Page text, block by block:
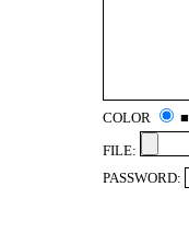
COLOR ■
FILE:
PASSWORD: